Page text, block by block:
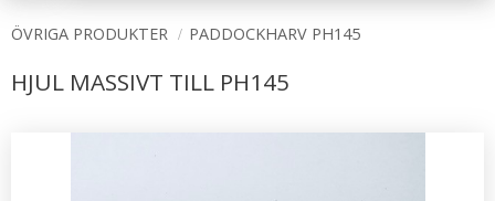
ÖVRIGA PRODUKTER PADDOCKHARV PH145
HJUL MASSIVT TILL PH145